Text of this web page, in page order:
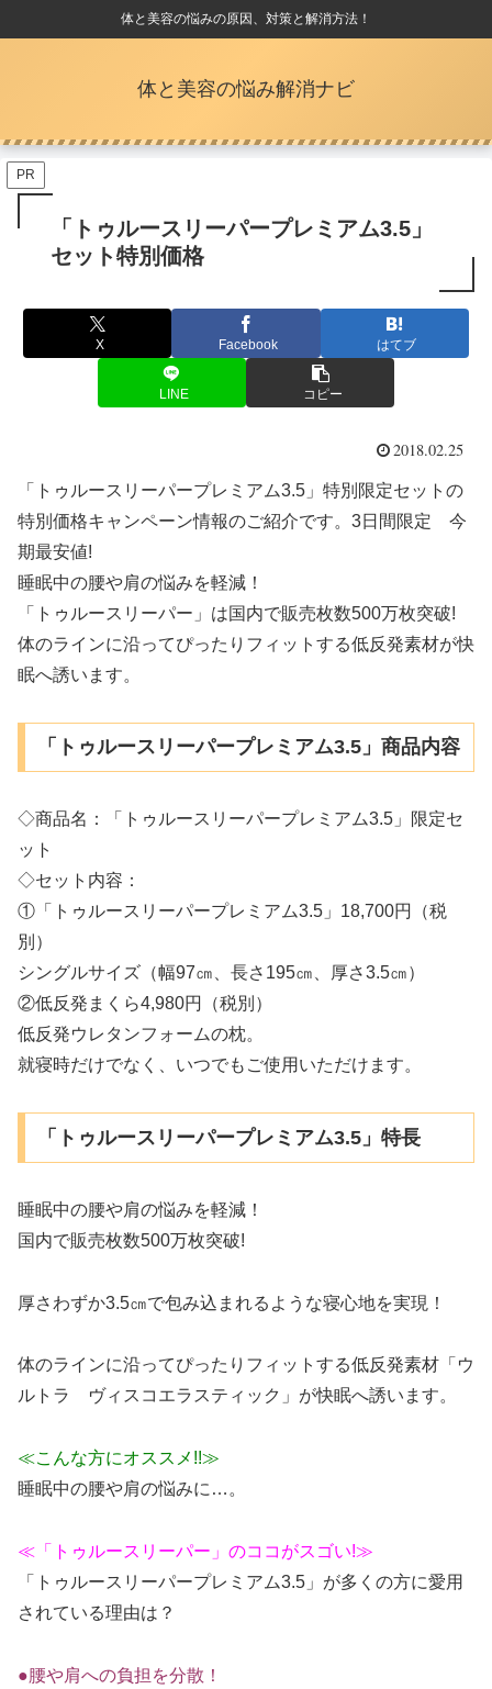
体と美容の悩みの原因、対策と解消方法！
体と美容の悩み解消ナビ
PR
「トゥルースリーパープレミアム3.5」
セット特別価格
X Facebook はてブ
LINE コピー
2018.02.25
「トゥルースリーパープレミアム3.5」特別限定セットの
特別価格キャンペーン情報のご紹介です。3日間限定 今
期最安値!
睡眠中の腰や肩の悩みを軽減！
「トゥルースリーパー」は国内で販売枚数500万枚突破!
体のラインに沿ってぴったりフィットする低反発素材が快
眠へ誘います。
「トゥルースリーパープレミアム3.5」商品内容
◇商品名：「トゥルースリーパープレミアム3.5」限定セ
ット
◇セット内容：
①「トゥルースリーパープレミアム3.5」18,700円（税
別）
シングルサイズ（幅97㎝、長さ195㎝、厚さ3.5㎝）
②低反発まくら4,980円（税別）
低反発ウレタンフォームの枕。
就寝時だけでなく、いつでもご使用いただけます。
「トゥルースリーパープレミアム3.5」特長
睡眠中の腰や肩の悩みを軽減！
国内で販売枚数500万枚突破!
厚さわずか3.5㎝で包み込まれるような寝心地を実現！
体のラインに沿ってぴったりフィットする低反発素材「ウ
ルトラ ヴィスコエラスティック」が快眠へ誘います。
≪こんな方にオススメ!!≫
睡眠中の腰や肩の悩みに…。
≪「トゥルースリーパー」のココがスゴい!≫
「トゥルースリーパープレミアム3.5」が多くの方に愛用
されている理由は？
●腰や肩への負担を分散！